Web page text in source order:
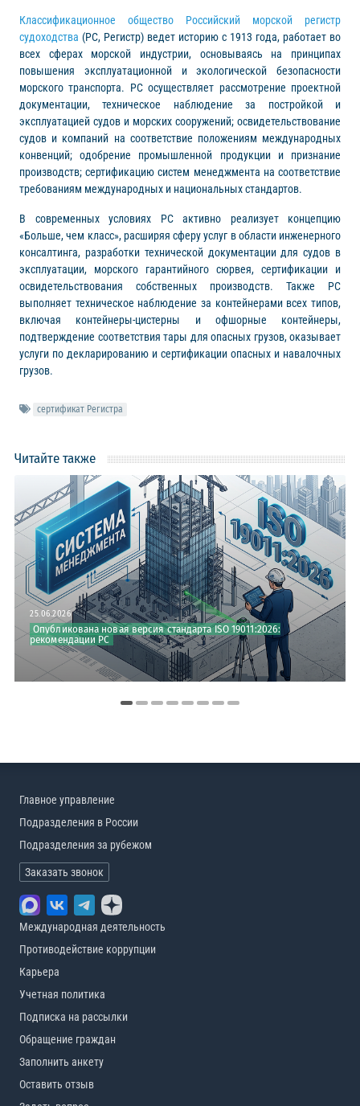
Классификационное общество Российский морской регистр
судоходства (РС, Регистр) ведет историю с 1913 года, работает во
всех сферах морской индустрии, основываясь на принципах
повышения эксплуатационной и экологической безопасности
морского транспорта. РС осуществляет рассмотрение проектной
документации, техническое наблюдение за постройкой и
эксплуатацией судов и морских сооружений; освидетельствование
судов и компаний на соответствие положениям международных
конвенций; одобрение промышленной продукции и признание
производств; сертификацию систем менеджмента на соответствие
требованиям международных и национальных стандартов.
В современных условиях РС активно реализует концепцию
«Больше, чем класс», расширяя сферу услуг в области инженерного
консалтинга, разработки технической документации для судов в
эксплуатации, морского гарантийного сюрвея, сертификации и
освидетельствования собственных производств. Также РС
выполняет техническое наблюдение за контейнерами всех типов,
включая контейнеры-цистерны и офшорные контейнеры,
подтверждение соответствия тары для опасных грузов, оказывает
услуги по декларированию и сертификации опасных и навалочных
грузов.
сертификат Регистра
Читайте также
25.06.2026
Опубликована новая версия стандарта ISO 19011:2026:
рекомендации РС
Главное управление
Подразделения в России
Подразделения за рубежом
Заказать звонок
Международная деятельность
Противодействие коррупции
Карьера
Учетная политика
Подписка на рассылки
Обращение граждан
Заполнить анкету
Оставить отзыв